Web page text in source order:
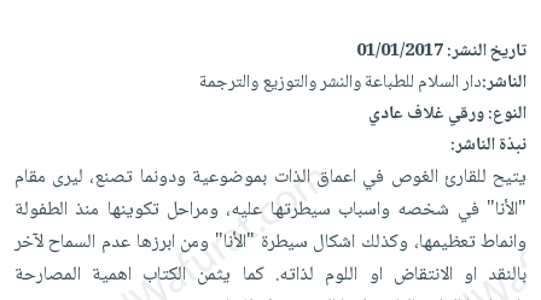
iKitab
على
Android
تحميل
iKitab
على
Apple
masmu3
على
Apple
القراءة
جوائز
أجهزة
العناية
الشخصية
العناية
وتصفيف
الشعر
العناية
بالجسم
المطبخ
والسفرة
الكل
أواني
الطهي
أدوات
متجر
الهدايا
أقسام
تاريخ النشر:01/01/2017
الناشر:دار السلام للطباعة والنشر والتوزيع والترجمة
النوع:ورقي غلاف عادي
نبذة الناشر:
يتيح للقارئ الغوص في اعماق الذات بموضوعية ودونما تصنع، ليرى مقام
"الأنا" في شخصه واسباب سيطرتها عليه، ومراحل تكوينها منذ الطفولة
وانماط تعظيمها، وكذلك اشكال سيطرة "الأنا" ومن ابرزها عدم السماح لآخر
بالنقد او الانتقاض او اللوم لذاته. كما يثمن الكتاب اهمية المصارحة